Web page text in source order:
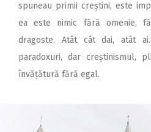
spuneau primii creștini, este
ea este nimic fără omenie,
dragoste. Atât cât dai, atât
paradoxuri, dar creștinismul,
învățătură fără egal.